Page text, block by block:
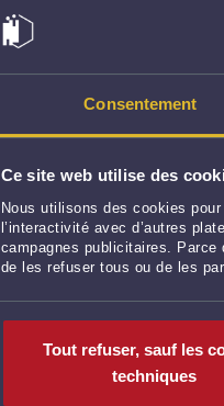
Consentement
Ce site web utilise des
Nous utilisons des cookies
l’interactivité avec d’autres
campagnes publicitaires.
de les refuser tous ou de les
Tout refuser, sauf les
techniques
télétravail, ils
14 juin 2018 relatif au
FRENCH
NANTES, LILLE)
JUDICIAL SUPPORT
2026)
ParFrédéric CHHUMle
You wish to negotiate
dismissal, or report
matters including: .
conventionnelle*) and/